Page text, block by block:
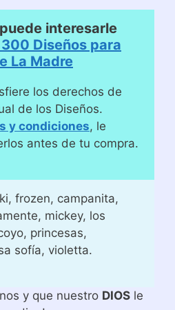
interesarle
300 Diseños para
La Madre
los derechos de
de los Diseños.
y condiciones, le
antes de tu compra.
frozen, campanita,
mickey, los
princesas,
sofía, violetta.
y que nuestro DIOSle